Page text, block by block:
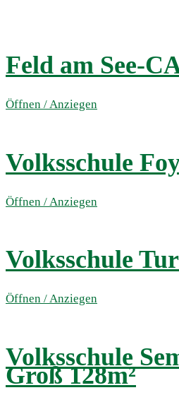
Feld am See-
Öffnen / Anziegen
Volksschule
Öffnen / Anziegen
Volksschule
Öffnen / Anziegen
Volksschule
Groß 128m²